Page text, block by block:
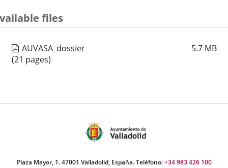
files
AUVASA_dossier 5.7 MB
(21 pages)
Plaza Mayor, 1. 47001 Valladolid, España. Teléfono:+34 983 426 100